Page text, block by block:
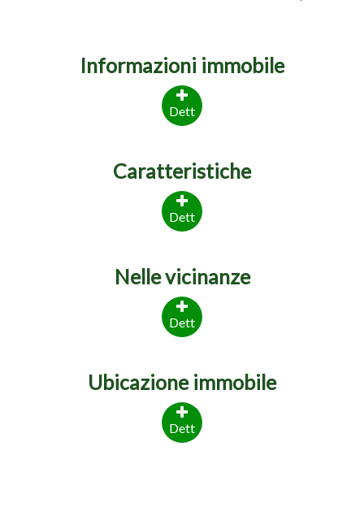
Informazioni immobile
Dett
Caratteristiche
Dett
Nelle vicinanze
Dett
Ubicazione immobile
Dett